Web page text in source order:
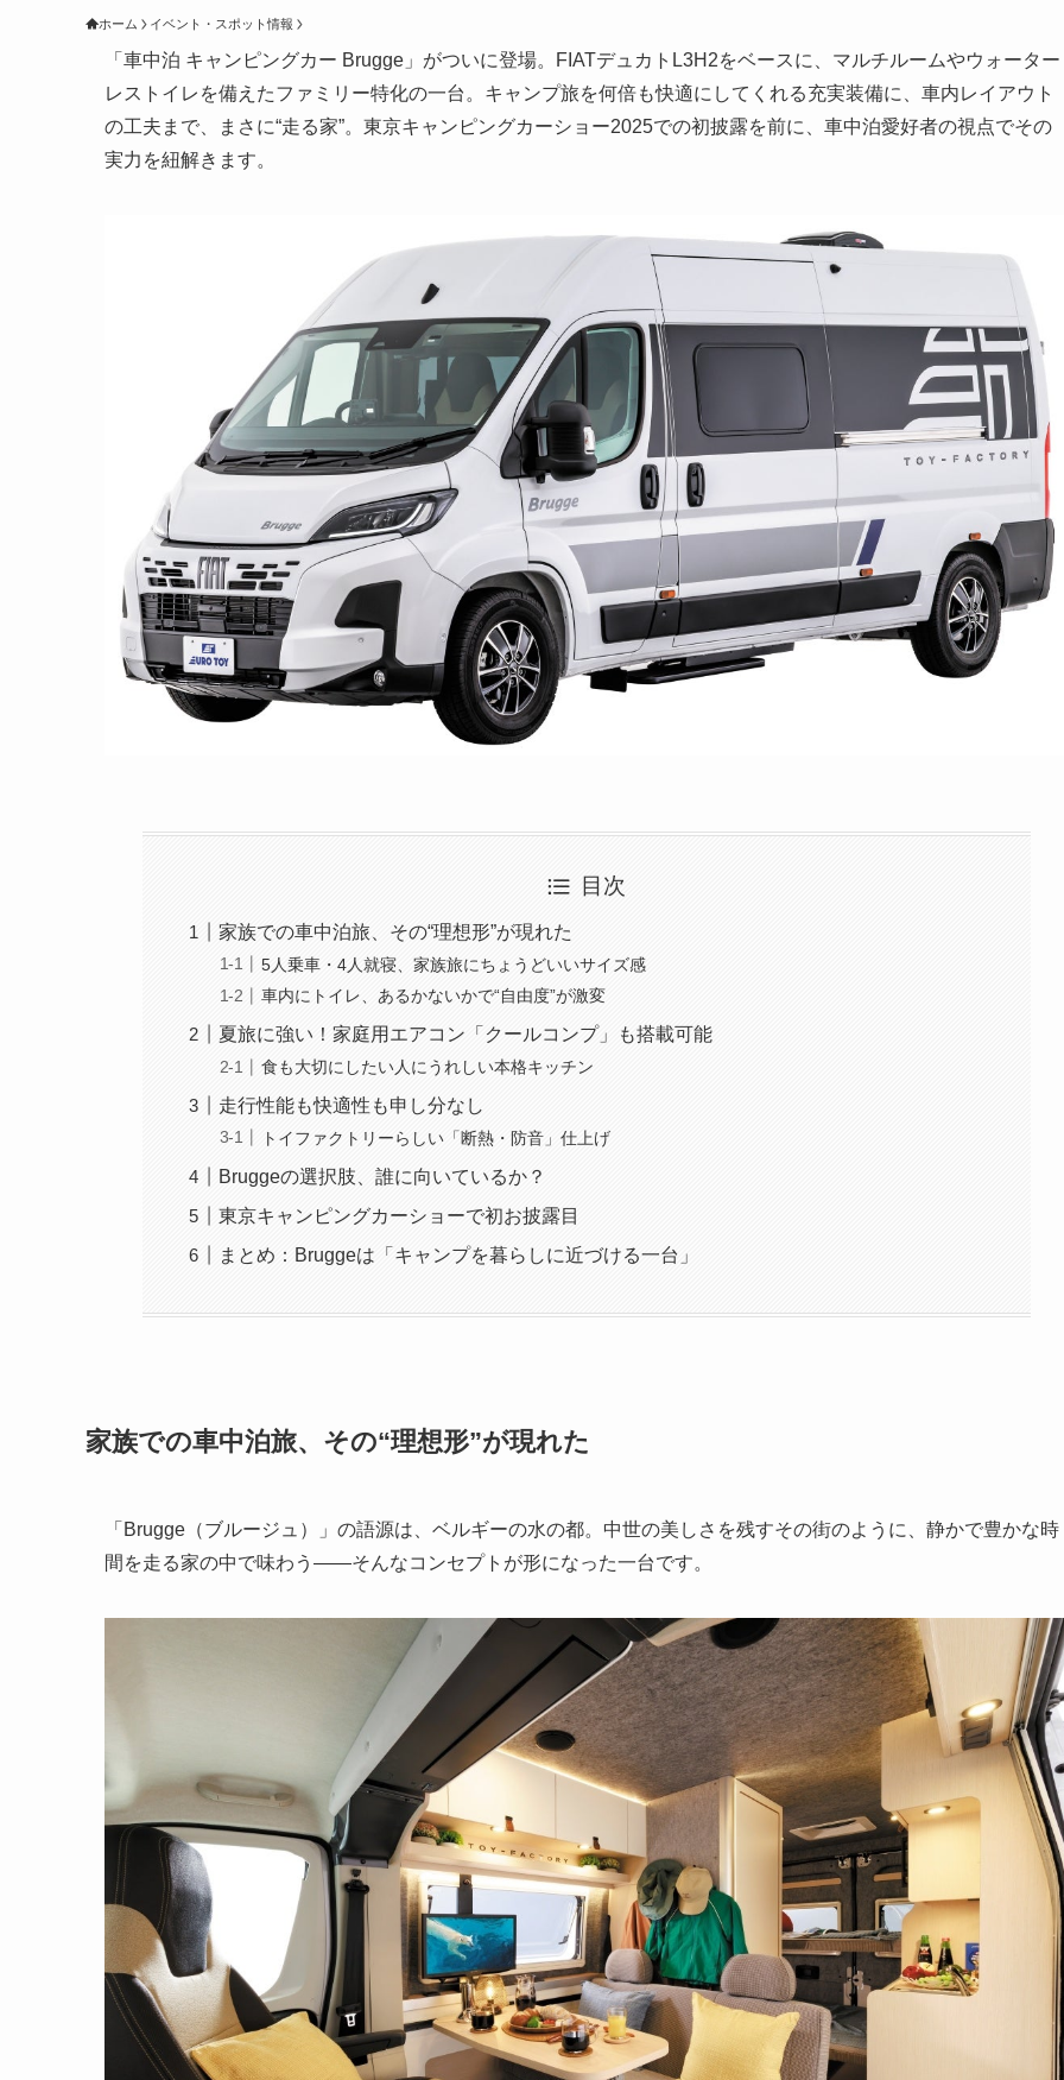
ホーム イベント・スポット情報
「車中泊 キャンピングカー Brugge」がついに登場。FIATデュカトL3H2をベースに、マルチルームやウォーター
レストイレを備えたファミリー特化の一台。キャンプ旅を何倍も快適にしてくれる充実装備に、車内レイアウト
の工夫まで、まさに“走る家”。東京キャンピングカーショー2025での初披露を前に、車中泊愛好者の視点でその
実力を紐解きます。
目次
家族での車中泊旅、その“理想形”が現れた
5人乗車・4人就寝、家族旅にちょうどいいサイズ感
車内にトイレ、あるかないかで“自由度”が激変
夏旅に強い！家庭用エアコン「クールコンプ」も搭載可能
食も大切にしたい人にうれしい本格キッチン
走行性能も快適性も申し分なし
トイファクトリーらしい「断熱・防音」仕上げ
Bruggeの選択肢、誰に向いているか？
東京キャンピングカーショーで初お披露目
まとめ：Bruggeは「キャンプを暮らしに近づける一台」
家族での車中泊旅、その“理想形”が現れた
「Brugge（ブルージュ）」の語源は、ベルギーの水の都。中世の美しさを残すその街のように、静かで豊かな時
間を走る家の中で味わう――そんなコンセプトが形になった一台です。